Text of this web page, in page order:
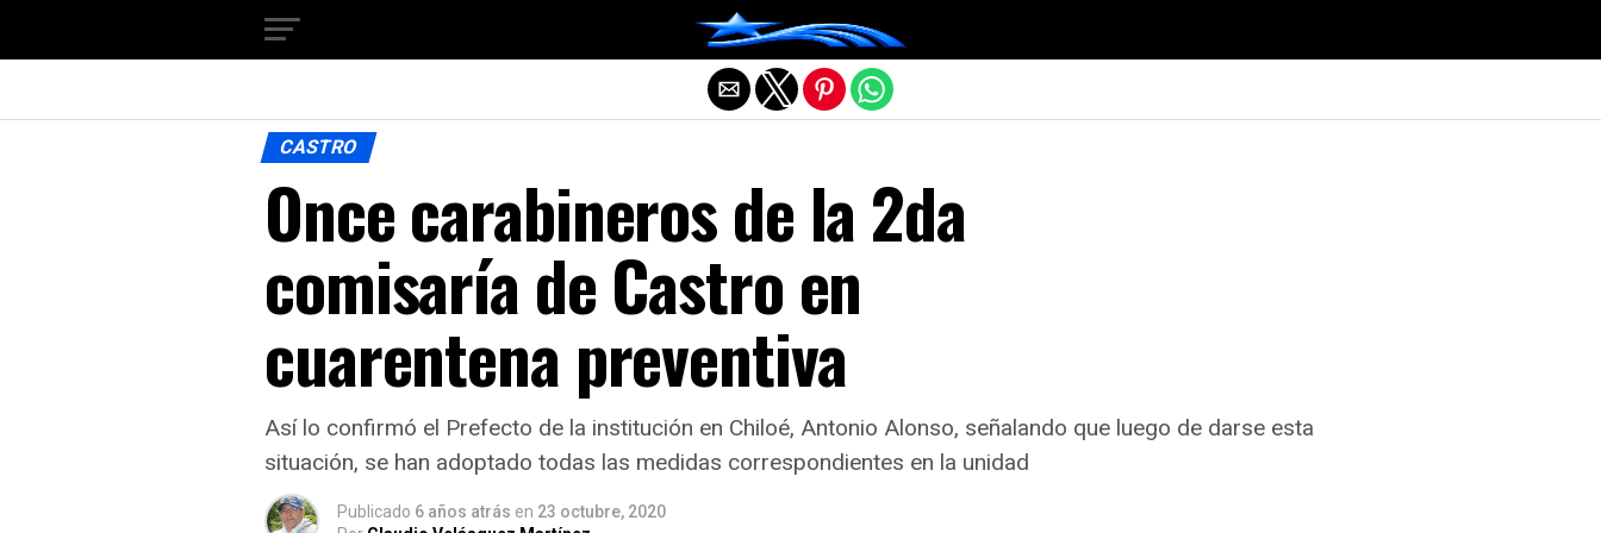
CASTRO
Once carabineros de la 2da
comisaría de Castro en
cuarentena preventiva
Así lo confirmó el Prefecto de la institución en Chiloé, Antonio Alonso, señalando que luego de darse esta
situación, se han adoptado todas las medidas correspondientes en la unidad
Publicado 6 años atrás en 23 octubre, 2020
Salir de la versión móvil